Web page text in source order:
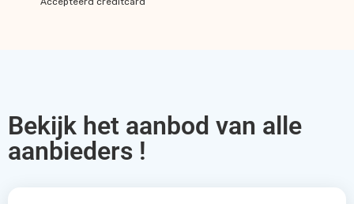
Bekijk het aanbod van alle
aanbieders !